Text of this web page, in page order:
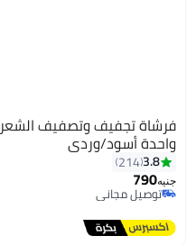
فرشاة تجفيف وتصفيف الشعر
واحدة أسود/وردي
3.8
214
جنيه790
توصيل مجاني
توصيل مجاني